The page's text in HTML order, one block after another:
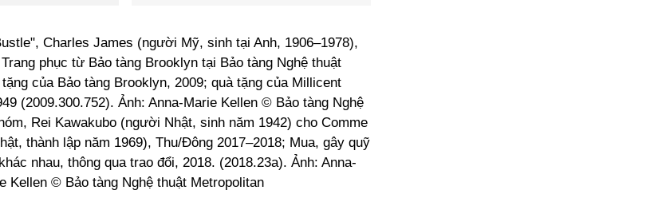
Charles James (người Mỹ, sinh tại Anh, 1906–1978),
phục từ Bảo tàng Brooklyn tại Bảo tàng Nghệ thuật
của Bảo tàng Brooklyn, 2009; quà tặng của Millicent
(2009.300.752). Ảnh: Anna-Marie Kellen © Bảo tàng Nghệ
Rei Kawakubo (người Nhật, sinh năm 1942) cho Comme
thành lập năm 1969), Thu/Đông 2017–2018; Mua, gây quỹ
nhau, thông qua trao đổi, 2018. (2018.23a). Ảnh: Anna-
Kellen © Bảo tàng Nghệ thuật Metropolitan